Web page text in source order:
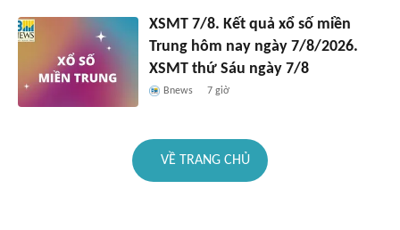
XSMT 7/8. Kết quả xổ số miền
Trung hôm nay ngày 7/8/2026.
XSMT thứ Sáu ngày 7/8
Bnews 7 giờ
VỀ TRANG CHỦ